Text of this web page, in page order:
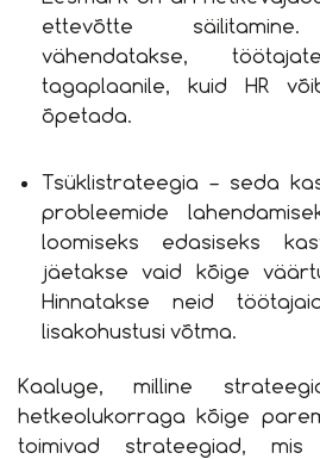
ettevõtte säilitamine.
vähendatakse,
tagaplaanile, kuid HR
õpetada.
Tsüklistrateegia – seda
probleemide
loomiseks edasiseks
jäetakse vaid kõige
Hinnatakse neid
lisakohustusi võtma.
Kaaluge, milline
hetkeolukorraga kõige
toimivad strateegiad,